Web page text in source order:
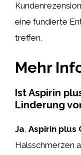
eine fundierte
treffen.
Mehr
Ist Aspirin
Linderung
Ja Aspirin plus
Halsschmerzen